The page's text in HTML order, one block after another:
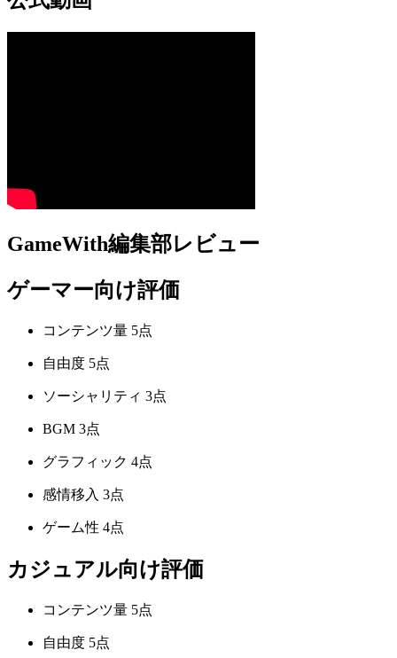
GameWith編集部レビュー
ゲーマー向け評価
コンテンツ量 5点
自由度 5点
ソーシャリティ 3点
BGM 3点
グラフィック 4点
感情移入 3点
ゲーム性 4点
カジュアル向け評価
コンテンツ量 5点
自由度 5点